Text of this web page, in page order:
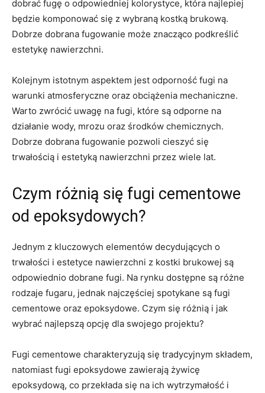
dobrać fugę ⁣o odpowiedniej kolorystyce, która⁣ najlepiej
będzie​ komponować się z wybraną kostką brukową.⁤
Dobrze dobrana ​fugowanie może znacząco podkreślić
⁣estetykę nawierzchni.
Kolejnym istotnym aspektem jest⁤ odporność fugi na
⁢warunki atmosferyczne oraz obciążenia mechaniczne.
Warto ⁣zwrócić uwagę‌ na fugi, które są odporne na
⁢działanie⁢ wody, mrozu oraz środków⁣ chemicznych.
Dobrze dobrana fugowanie pozwoli ⁤cieszyć się
trwałością i⁢ estetyką nawierzchni przez wiele lat.
Czym różnią się fugi cementowe
od ⁢epoksydowych?
Jednym z kluczowych ⁢elementów decydujących o
trwałości i ​estetyce nawierzchni z‌ kostki brukowej⁢ są
‍odpowiednio dobrane fugi. Na rynku dostępne są różne⁤
rodzaje fugaru, jednak najczęściej⁤ spotykane są fugi
cementowe oraz epoksydowe.⁢ Czym się ⁤różnią i jak
‌wybrać najlepszą opcję⁤ dla swojego projektu?
Fugi cementowe charakteryzują się ⁢tradycyjnym składem,
natomiast fugi ⁣epoksydowe zawierają żywicę
epoksydową, co przekłada się‍ na‌ ich wytrzymałość i